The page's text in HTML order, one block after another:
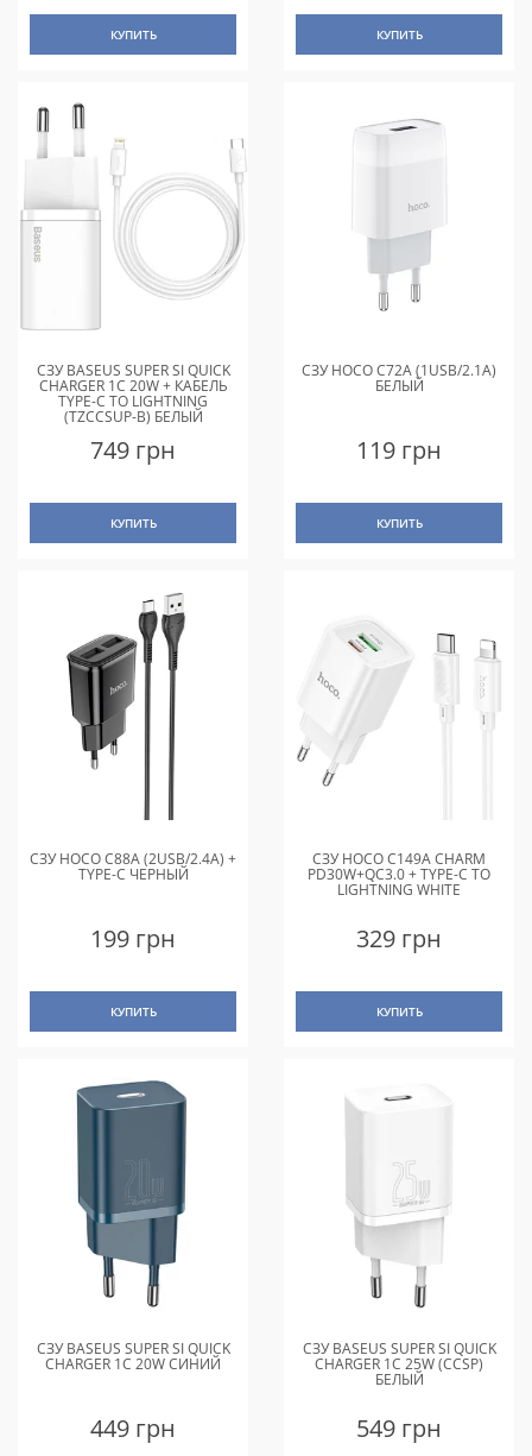
КУПИТЬ КУПИТЬ
СЗУ BASEUS SUPER SI QUICK
CHARGER 1C 20W + КАБЕЛЬ
TYPE-C TO LIGHTNING
(TZCCSUP-B) БЕЛЫЙ
749 грн
КУПИТЬ
СЗУ HOCO C72A (1USB/2.1A)
БЕЛЫЙ
119 грн
КУПИТЬ
СЗУ HOCO C88A (2USB/2.4A) +
TYPE-C ЧЕРНЫЙ
199 грн
КУПИТЬ
СЗУ HOCO C149A CHARM
PD30W+QC3.0 + TYPE-C TO
LIGHTNING WHITE
329 грн
КУПИТЬ
СЗУ BASEUS SUPER SI QUICK
CHARGER 1C 20W СИНИЙ
449 грн
СЗУ BASEUS SUPER SI QUICK
CHARGER 1C 25W (CCSP)
БЕЛЫЙ
549 грн